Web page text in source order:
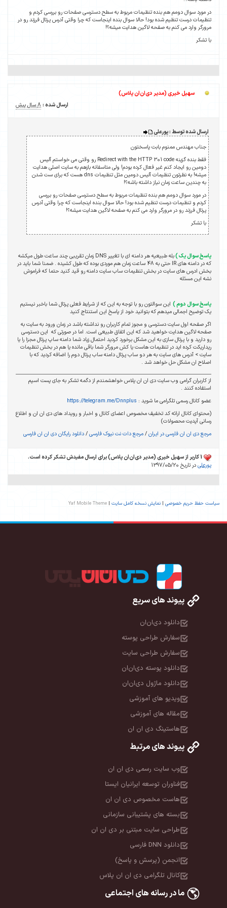
در مورد سوال دومم هم بنده تنظیمات مربوط به سطح دسترسی صفحات رو بررسی کردم و
تنظیمات درست تنظیم شده بود! حالا سوال بنده اینجاست که چرا وقتی آدرس پرتال فرزند رو در
مرورگر وارد می کنم به صفحه لاگین هدایت میشه؟!
با تشکر
سهیل خیری (مدیر دی‌ان‌ان پلاس)
ارسال شده : 8 سال پیش
ارسال شده توسط : پورعلی
جناب مهندس ممنوم بابت پاسختون
فقط بنده گزینه Redirect with the HTTP 301 code رو وقتی می خواستم آلیس
دومین رو ایجاد کنم غیر فعال کرده بودم! ولی متاسفانه بازهم به سایت اصلی هدایت
میشه! به نظرتون تنظیمات آلیس دومین مثل تنظیمات dns هست که برای ست شدن
به چندین ساعت زمان نیاز داشته باشه؟!
در مورد سوال دومم هم بنده تنظیمات مربوط به سطح دسترسی صفحات رو بررسی
کردم و تنظیمات درست تنظیم شده بود! حالا سوال بنده اینجاست که چرا وقتی آدرس
پرتال فرزند رو در مرورگر وارد می کنم به صفحه لاگین هدایت میشه؟!
با تشکر
پاسخ سوال یک )
بله طبیعیه هر دامنه ای با تغییر DNS زمان تقریبی چند ساعت طول میکشه
که در دامنه های IR حتی به 48 ساعت زمان هم موردی بوده که طول کشیده . ضمنا شما باید در
بخش ادرس های سایت در بخش تنظیمات ساب سایت دامنه رو قید کنید حتما که فراموش
نشه این مسئله
پاسخ سوال دوم ) این سوالتون رو با توجه به این که از شرایط فعلی پرتال شما باخبر نیستیم
یک توضیح اجمالی میدهم که بتوانید خود از پاسخ این استنتاج کنید
اگر صفحه اول سایت دسترسی و مجوز تمام کاربران رو نداشته باشد در زمان ورود به سایت به
صفحه لاگین هدایت خواهید شد که این اتفاق طبیعی است. اما در صورتی که این دسترسی
رو دارید و با پرتال سازی به این مشکل برخورد کردید احتمال زیاد شما دامنه ساپ پرتال مجزا را یا
ریداریکت کرده اید در تنظیمات هاست یا کش مرورگر شما باقی مانده یا هم در بخش تنظیمات
سایت > آدرس های سایت به هر دو ساب پرتال دامنه ساب پرتال دوم را اضافه کردید که با
اصلاح ان مشکل حل خواهد شد .
از کاربران گرامی وب سایت دی ان ان پلاس خواهشمندم از دگمه تشکر به جای پست اسپم
استفاده کنند .
عضو کانال رسمی تلگرامی ما شوید : https://telegram.me/Dnnplus
(محتوای کانال ارائه کد تخفیف مخصوص اعضای کانال و اخبار و رویداد های دی ان ان و اطلاع
رسانی آپدیت محصولات)
مرجع دی ان ان فارسی در ایران/مرجع دات نت نیوک فارسی/دانلود رایگان دی ان ان فارسی
پورعلیدر تاریخ 1397/05/20
سیاست حفظ حریم خصوصی | نمایش نسخه کامل سایت |
Yaf Mobile Theme
پیوند های سریع
دانلود دی‌ان‌ان
سفارش طراحی پوسته
سفارش طراحی سایت
دانلود پوسته دی‌ان‌ان
دانلود ماژول دی‌ان‌ان
ویدیو های آموزشی
مقاله های آموزشی
هاستینگ دی ان ان
پیوند های مرتبط
وب سایت رسمی دی ان ان
فناوران توسعه ایرانیان ایستا
هاست مخصوص دی ان ان
بسته های پشتیبانی سازمانی
طراحی سایت مبتنی بر دی ان ان
دانلود DNN فارسی
انجمن (پرسش و پاسخ)
کانال تلگرامی دی ان ان پلاس
ما در رسانه های اجتماعی